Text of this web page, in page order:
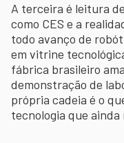
A terceira é leitura
como CES e a
todo avanço de
em vitrine
fábrica brasileiro
demonstração de
própria cadeia é o
tecnologia que